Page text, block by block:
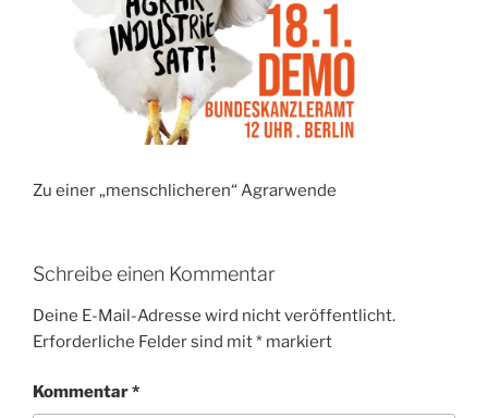
Zu einer „menschlicheren“ Agrarwende
Schreibe einen Kommentar
Deine E-Mail-Adresse wird nicht veröffentlicht.
Erforderliche Felder sind mit* markiert
Kommentar*